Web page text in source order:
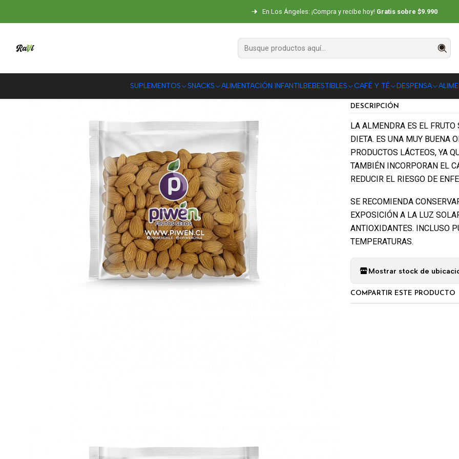
SUPLEMENTOS SNACKS ALIMENTACIÓN INFANTILBEBESTIBLES CAFÉ Y TÉ DESPENSA
En Los Ángeles: ¡Compra y recibe hoy! Gratis sobre $9.990
Inicio SNACKS Frutos Secos Almendra Natural Piwen 500g
Almendra
DESCRIPCIÓN
LA ALMENDRA ES EL FRUTO
DIETA. ES UNA MUY BUENA
PRODUCTOS LÁCTEOS, YA
TAMBIÉN INCORPORAN EL
REDUCIR EL RIESGO DE
SE RECOMIENDA
EXPOSICIÓN A LA LUZ
ANTIOXIDANTES. INCLUSO
TEMPERATURAS.
Mostrar stock de
COMPARTIR ESTE PRODUCTO